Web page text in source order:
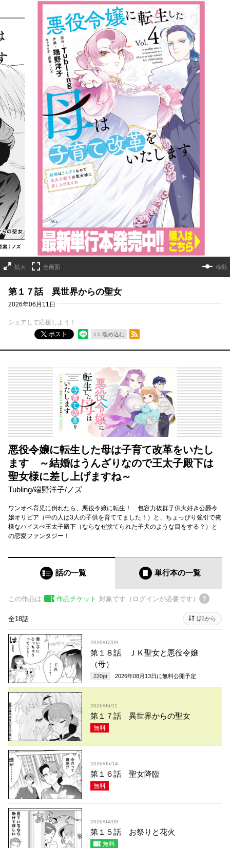
詳細ページへのリンク
拡大 全画面 移動
第１７話 異世界からの聖女
2026年06月11日
シェアして応援しよう！
ポスト
埋め込む
RSSフィード
悪役令嬢に転生した母は子育て改革をいたし
ます ～結婚はうんざりなので王太子殿下は
聖女様に差し上げますね～
Tubling/端野洋子/ ノズ
ワンオペ育児に倒れたら、悪役令嬢に転生！ 包容力抜群子供大好き公爵令
嬢オリビア（中の人は3人の子供を育ててました！）と、ちょっぴり強引で俺
様なハイスぺ王太子殿下（ならなぜ捨てられた子犬のような目をする？）と
の恋愛ファンタジー！
話の一覧 単行本の一覧
この作品は 作品チケット 対象です（ログインが必要です）
全18話 1話から
2026/07/09
第１８話 ＪＫ聖女と悪役令嬢
（母）
220pt 2026年08月13日 に無料公開予定
2026/06/11
第１７話 異世界からの聖女
無料
2026/05/14
第１６話 聖女降臨
無料
2026/04/09
第１５話 お祭りと花火
無料